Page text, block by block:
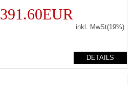
391.60EUR
inkl. MwSt(19%)
DETAILS